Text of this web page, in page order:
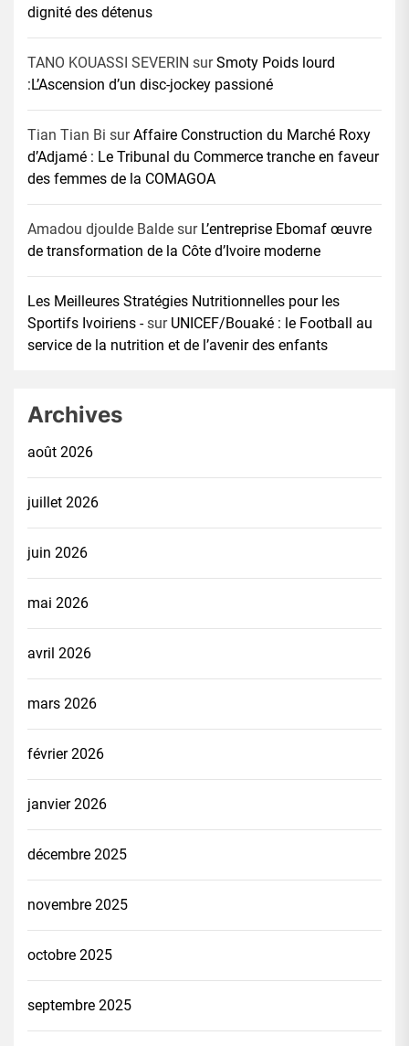
dignité des détenus
TANO KOUASSI SEVERIN surSmoty Poids lourd
:L’Ascension d’un disc-jockey passioné
Tian Tian Bi surAffaire Construction du Marché Roxy
d’Adjamé : Le Tribunal du Commerce tranche en faveur
des femmes de la COMAGOA
Amadou djoulde Balde sur L’entreprise Ebomaf œuvre
de transformation de la Côte d’Ivoire moderne
Les Meilleures Stratégies Nutritionnelles pour les
Sportifs Ivoiriens -sur UNICEF/Bouaké : le Football au
service de la nutrition et de l’avenir des enfants
Archives
août 2026
juillet 2026
juin 2026
mai 2026
avril 2026
mars 2026
février 2026
janvier 2026
décembre 2025
novembre 2025
octobre 2025
septembre 2025